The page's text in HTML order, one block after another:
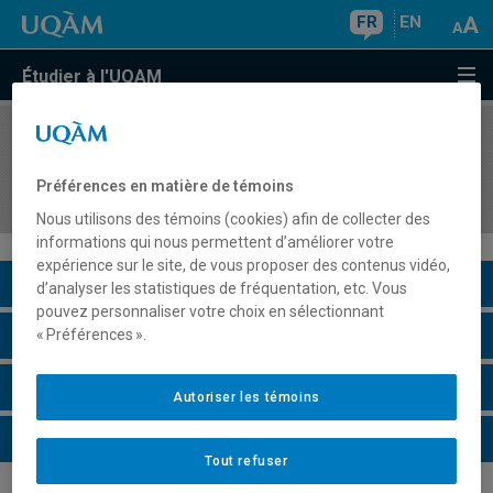
FR EN
Étudier à l'UQAM
COURS//
politique mondiale
Description du cours
Horaire - Été 2026
Horaire - Automne 2026
Horaire - Hiver 2027
Préférences en matière de témoins
Nous utilisons des témoins (cookies) afin de collecter des
informations qui nous permettent d’améliorer votre
expérience sur le site, de vous proposer des contenus vidéo,
d’analyser les statistiques de fréquentation, etc. Vous
pouvez personnaliser votre choix en sélectionnant
« Préférences ».
Tout refuser
Autoriser les témoins